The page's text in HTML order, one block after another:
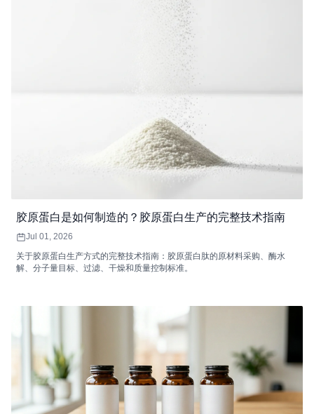
胶原蛋白是如何制造的？胶原蛋白生产的完整技术指南
Jul 01, 2026
关于胶原蛋白生产方式的完整技术指南：胶原蛋白肽的原材料采购、酶水
解、分子量目标、过滤、干燥和质量控制标准。